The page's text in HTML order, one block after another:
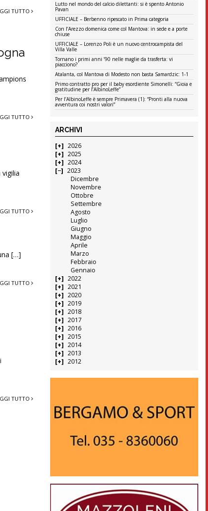
TUTTO
TUTTO
TUTTO
[…]
TUTTO
TUTTO
Lutto nel mondo del calcio dilettanti: si è spento Antonio
Pavan
UFFICIALE – Berbenno ripescato in Prima categoria
Con l’Arezzo domenica come col Mantova: in sede e a porte
chiuse
UFFICIALE – Lorenzo Poli è un nuovo centrocampista del
Villa Valle
Tornano i primi anni ’90 nelle maglie da trasferta: vi
piacciono?
Atalanta, col Mantova di Modesto non basta Samardzic: 1-1
Primo contratto pro per il baby esordiente Simonelli: “Gioia e
gratitudine per l’AlbinoLeffe”
Per l’AlbinoLeffe è sempre Primavera (1): “Pronti alla nuova
avventura coi nostri valori”
ARCHIVI
2026
2025
2024
2023
Dicembre
Novembre
Ottobre
Settembre
Agosto
Luglio
Giugno
Maggio
Aprile
Marzo
Febbraio
Gennaio
2022
2021
2020
2019
2018
2017
2016
2015
2014
2013
2012